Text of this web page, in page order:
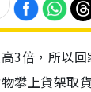
3倍，所以回
攀上貨架取